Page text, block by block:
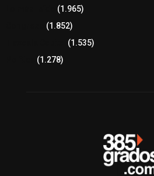
(1.965)
(1.852)
(1.535)
(1.278)